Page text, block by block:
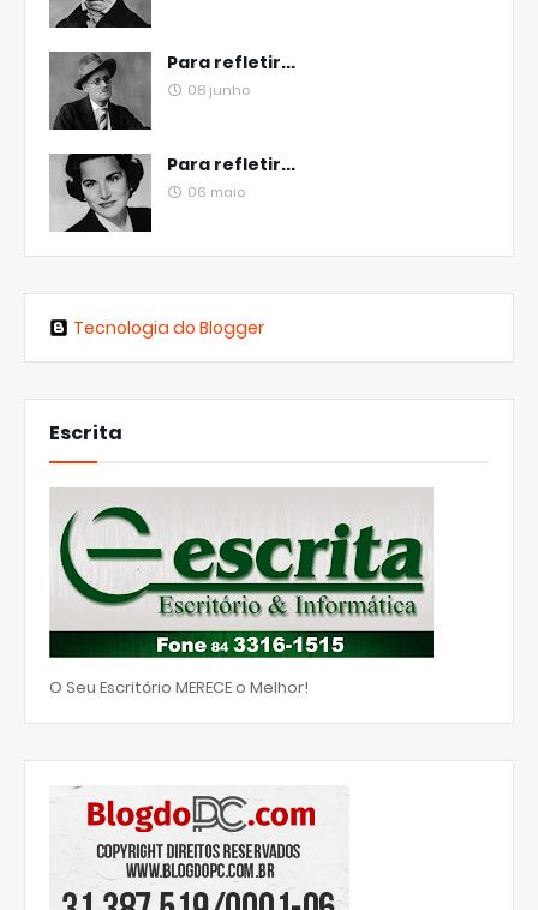
Para refletir...
08 junho
Para refletir...
06 maio
Tecnologia do Blogger
Escrita
O Seu Escritório MERECE o Melhor!